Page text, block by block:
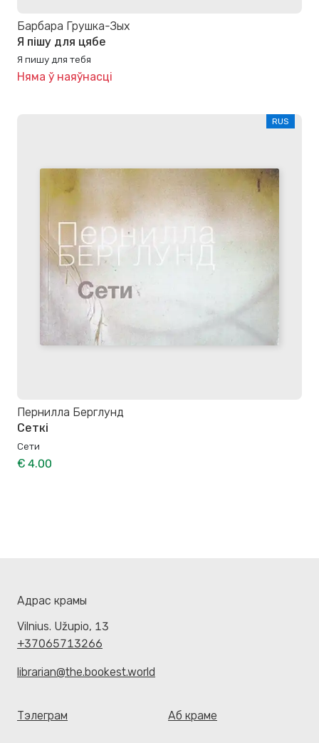
Барбара Грушка-Зых
Я пішу для цябе
Я пишу для тебя
Няма ў наяўнасці
RUS
Пернилла Берглунд
Сеткі
Сети
€ 4.00
Адрас крамы
Vilnius. Užupio, 13
+37065713266
librarian@the.bookest.world
Тэлеграм Аб краме